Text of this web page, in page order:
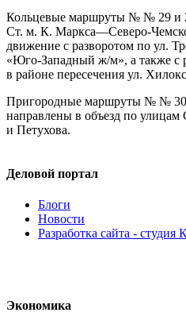
Кольцевые маршруты № № 29 и
Ст. м. К. Маркса—Северо-
движение с разворотом по ул.
«Юго-Западный ж/м», а также с
в районе пересечения ул.
Пригородные маршруты № № 30,
направлены в объезд по улицам
и Петухова.
Деловой портал
Блоги
Новости
Разработка сайта - студия
Экономика